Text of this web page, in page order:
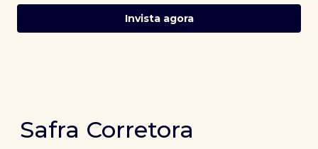
Invista agora
Safra Corretora